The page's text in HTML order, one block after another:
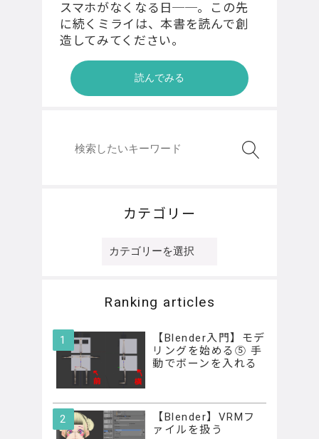
スマホがなくなる日──。この先
に続くミライは、本書を読んで創
造してみてください。
読んでみる
カテゴリー
テ
ー
Ranking articles
【Blender入門】モデ
リングを始める⑤ 手
動でボーンを入れる
【Blender】VRMフ
ァイルを扱う